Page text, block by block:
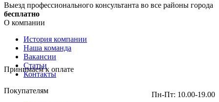
Выезд профессионального консультанта во все районы города
бесплатно
О компании
История компании
Наша команда
Вакансии
Статьи
Контакты
Покупателям
Принимаем к оплате
Пн-Пт: 10.00-19.00